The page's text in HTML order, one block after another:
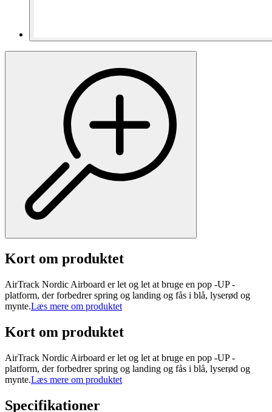
Kort om produktet
AirTrack Nordic Airboard er let og let at bruge en pop -UP -
platform, der forbedrer spring og landing og fås i blå, lyserød og
mynte.Læs mere om produktet
Kort om produktet
AirTrack Nordic Airboard er let og let at bruge en pop -UP -
platform, der forbedrer spring og landing og fås i blå, lyserød og
mynte.Læs mere om produktet
Specifikationer